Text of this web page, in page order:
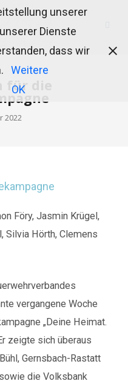
für die
2022
Föry, Jasmin Krügel,
Silvia Hörth, Clemens
vergangene Woche
„Deine Heimat.
zeigte sich überaus
Gernsbach-Rastatt
die Volksbank
unserer
Dienste
dass wir
Weitere
OK